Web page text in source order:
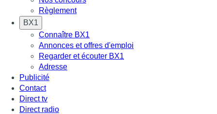
Règlement
BX1
Connaître BX1
Annonces et offres d'emploi
Regarder et écouter BX1
Adresse
Publicité
Contact
Direct tv
Direct radio